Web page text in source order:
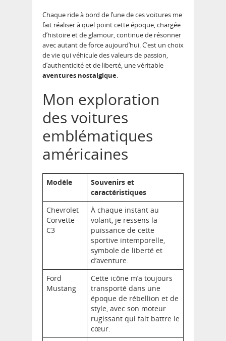
Chaque ride à bord de l’une de ces voitures me
fait réaliser à quel point cette époque, chargée
d’histoire et de glamour, continue de résonner
avec autant de force aujourd’hui. C’est un choix
de vie qui véhicule des valeurs de passion,
d’authenticité et de liberté, une véritable
aventures nostalgique.
Mon exploration
des voitures
emblématiques
américaines
Modèle
Souvenirs et
caractéristiques
Chevrolet
Corvette
C3
À chaque instant au
volant, je ressens la
puissance de cette
sportive intemporelle,
symbole de liberté et
d’aventure.
Ford
Mustang
Cette icône m’a toujours
transporté dans une
époque de rébellion et de
style, avec son moteur
rugissant qui fait battre le
cœur.